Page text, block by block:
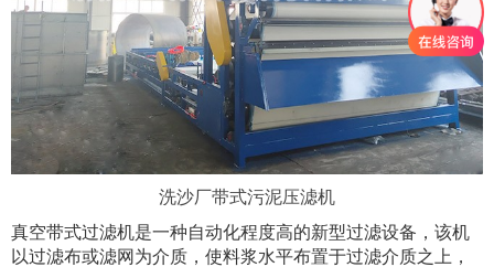
洗沙厂带式污泥压滤机
真空带式过滤机是一种自动化程度高的新型过滤设备，该机
以过滤布或滤网为介质，使料浆水平布置于过滤介质之上，